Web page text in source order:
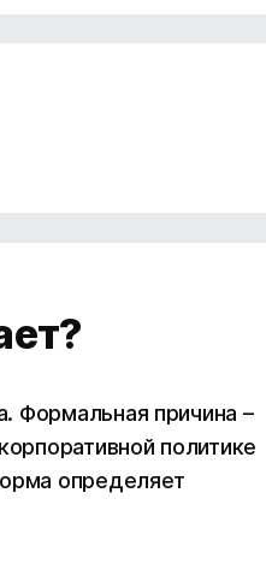
Формальная причина –
политике
определяет